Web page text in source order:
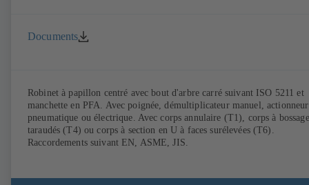
Documents
Robinet à papillon centré avec bout d'arbre carré suivant ISO 5211 et
manchette en PFA. Avec poignée, démultiplicateur manuel, actionneur
pneumatique ou électrique. Avec corps annulaire (T1), corps à
taraudés (T4) ou corps à section en U à faces surélevées (T6).
Raccordements suivant EN, ASME, JIS.